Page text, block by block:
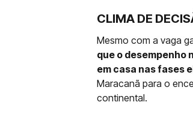
CLIMA DE
Mesmo com a vaga
que o desempenho
em casa nas fases
Maracanã para o
continental.